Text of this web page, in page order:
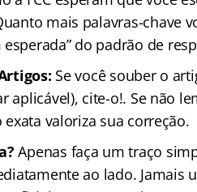
mais palavras-chave
do padrão de
Se você souber o
aplicável), cite-o!. Se não
valoriza sua correção.
Apenas faça um traço
ao lado. Jamais